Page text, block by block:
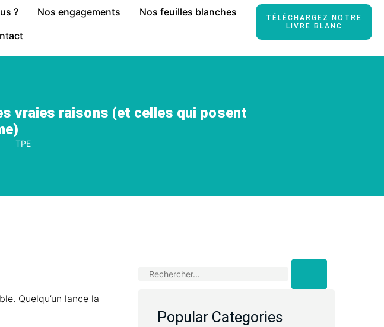
? Nos engagements
Nos feuilles blanches
TÉLÉCHARGEZ NOTRE
LIVRE BLANC
vraies raisons (et celles qui posent
TPE
Quelqu’un lance la
Popular Categories